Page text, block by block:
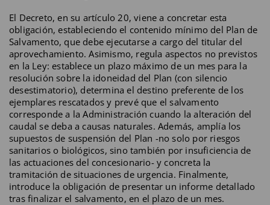
El Decreto, en su artículo 20, viene a concretar esta
obligación, estableciendo el contenido mínimo del Plan de
Salvamento, que debe ejecutarse a cargo del titular del
aprovechamiento. Asimismo, regula aspectos no previstos
en la Ley: establece un plazo máximo de un mes para la
resolución sobre la idoneidad del Plan (con silencio
desestimatorio), determina el destino preferente de los
ejemplares rescatados y prevé que el salvamento
corresponde a la Administración cuando la alteración del
caudal se deba a causas naturales. Además, amplía los
supuestos de suspensión del Plan -no solo por riesgos
sanitarios o biológicos, sino también por insuficiencia de
las actuaciones del concesionario- y concreta la
tramitación de situaciones de urgencia. Finalmente,
introduce la obligación de presentar un informe detallado
tras finalizar el salvamento, en el plazo de un mes.